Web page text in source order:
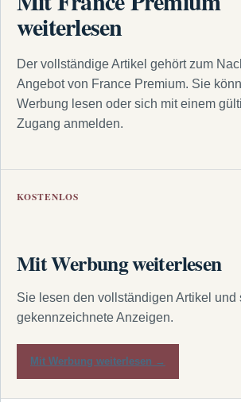
weiterlesen
Der vollständige Artikel gehört zum
Angebot von France Premium. Sie
Werbung lesen oder sich mit einem
Zugang anmelden.
KOSTENLOS
Mit Werbung weiterlesen
Sie lesen den vollständigen Artikel und
gekennzeichnete Anzeigen.
Mit Werbung weiterlesen →